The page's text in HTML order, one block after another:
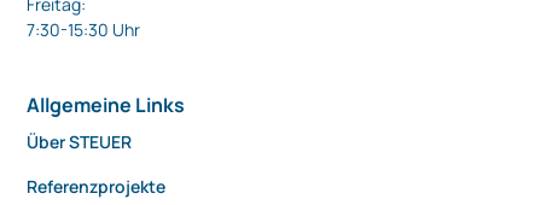
7:30-15:30 Uhr
Allgemeine Links
Über STEUER
Referenzprojekte